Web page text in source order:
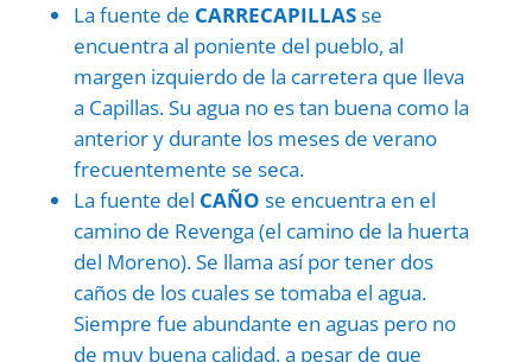
La fuente de CARRECAPILLASse
encuentra al poniente del pueblo, al
margen izquierdo de la carretera que lleva
a Capillas. Su agua no es tan buena como la
anterior y durante los meses de verano
frecuentemente se seca.
La fuente del CAÑO se encuentra en el
camino de Revenga (el camino de la huerta
del Moreno). Se llama así por tener dos
caños de los cuales se tomaba el agua.
Siempre fue abundante en aguas pero no
de muy buena calidad, a pesar de que